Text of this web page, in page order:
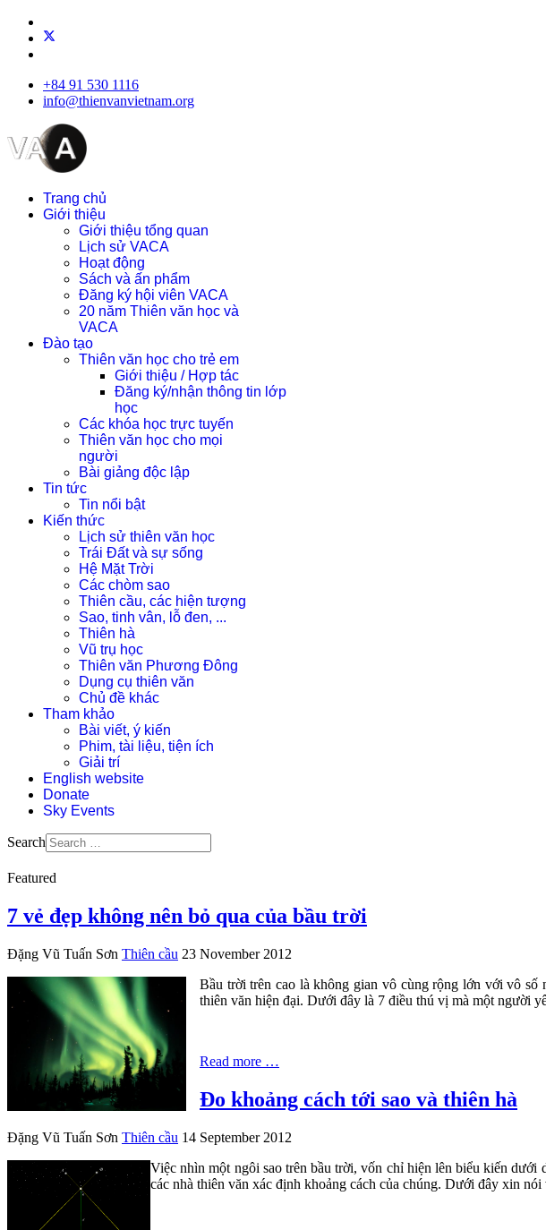
+84 91 530 1116
info@thienvanvietnam.org
Trang chủ
Giới thiệu
Giới thiệu tổng quan
Lịch sử VACA
Hoạt động
Sách và ấn phẩm
Đăng ký hội viên VACA
20 năm Thiên văn học và
VACA
Đào tạo
Thiên văn học cho trẻ em
Giới thiệu / Hợp tác
Đăng ký/nhận thông tin lớp
học
Các khóa học trực tuyến
Thiên văn học cho mọi
người
Bài giảng độc lập
Tin tức
Tin nổi bật
Kiến thức
Lịch sử thiên văn học
Trái Đất và sự sống
Hệ Mặt Trời
Các chòm sao
Thiên cầu, các hiện tượng
Sao, tinh vân, lỗ đen, ...
Thiên hà
Vũ trụ học
Thiên văn Phương Đông
Dụng cụ thiên văn
Chủ đề khác
Tham khảo
Bài viết, ý kiến
Phim, tài liệu, tiện ích
Giải trí
English website
Donate
Sky Events
Search
Featured
7 vẻ đẹp không nên bỏ qua của bầu trời
Đặng Vũ Tuấn Sơn Thiên cầu 23 November 2012
Bầu trời trên cao là không gian vô cùng rộng lớn với vô số
thiên văn hiện đại. Dưới đây là 7 điều thú vị mà một người
Read more …
Đo khoảng cách tới sao và thiên hà
Đặng Vũ Tuấn Sơn Thiên cầu 14 September 2012
Việc nhìn một ngôi sao trên bầu trời, vốn chỉ hiện lên biểu kiến dưới
các nhà thiên văn xác định khoảng cách của chúng. Dưới đây xin